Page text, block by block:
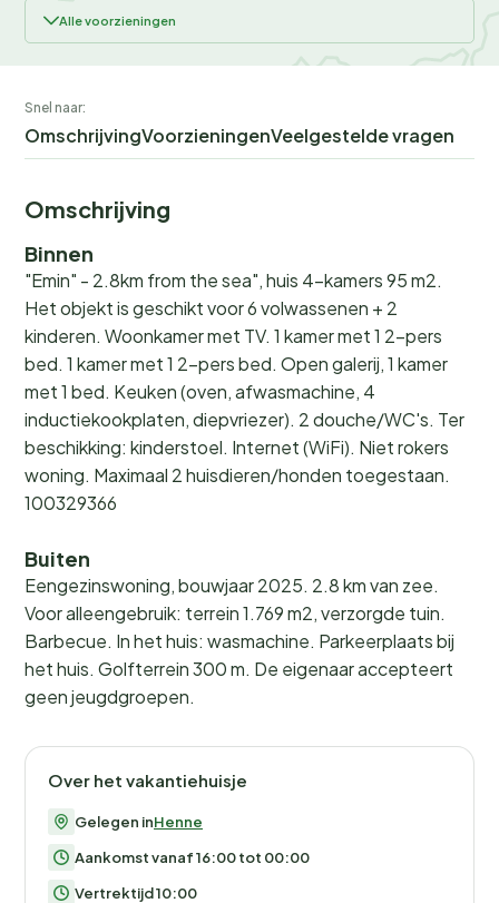
Alle voorzieningen
Snel naar:
OmschrijvingVoorzieningenVeelgestelde vragen
Omschrijving
Binnen
"Emin" - 2.8km from the sea", huis 4-kamers 95 m2.
Het objekt is geschikt voor 6 volwassenen + 2
kinderen. Woonkamer met TV. 1 kamer met 1 2-pers
bed. 1 kamer met 1 2-pers bed. Open galerij, 1 kamer
met 1 bed. Keuken (oven, afwasmachine, 4
inductiekookplaten, diepvriezer). 2 douche/WC's. Ter
beschikking: kinderstoel. Internet (WiFi). Niet rokers
woning. Maximaal 2 huisdieren/honden toegestaan.
100329366
Buiten
Eengezinswoning, bouwjaar 2025. 2.8 km van zee.
Voor alleengebruik: terrein 1.769 m2, verzorgde tuin.
Barbecue. In het huis: wasmachine. Parkeerplaats bij
het huis. Golfterrein 300 m. De eigenaar accepteert
geen jeugdgroepen.
Over het vakantiehuisje
Gelegen inHenne
Aankomst vanaf 16:00 tot 00:00
Vertrektijd 10:00